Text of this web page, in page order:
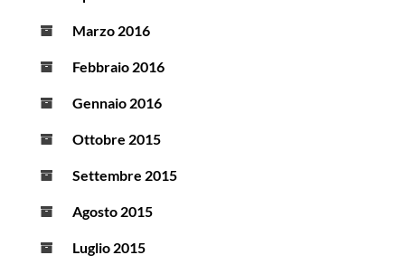
Marzo 2016
Febbraio 2016
Gennaio 2016
Ottobre 2015
Settembre 2015
Agosto 2015
Luglio 2015